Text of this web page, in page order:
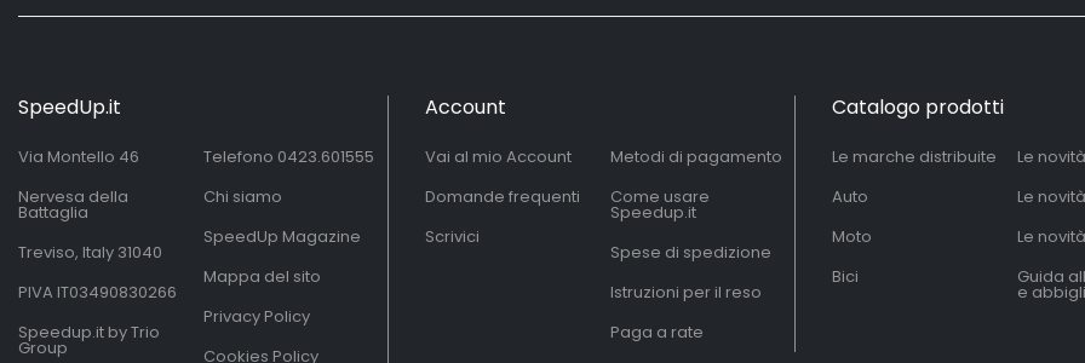
SpeedUp.it
Via Montello 46
Nervesa della
Battaglia
Treviso, Italy 31040
PIVA IT03490830266
Speedup.it by Trio
Group
Telefono 0423.601555
Chi siamo
SpeedUp Magazine
Mappa del sito
Privacy Policy
Cookies Policy
Account
Vai al mio Account
Domande frequenti
Scrivici
Metodi di pagamento
Come usare
Speedup.it
Spese di spedizione
Istruzioni per il reso
Paga a rate
Catalogo prodotti
Le marche distribuite
Auto
Moto
Bici
Le
Le
Le
Guida
e